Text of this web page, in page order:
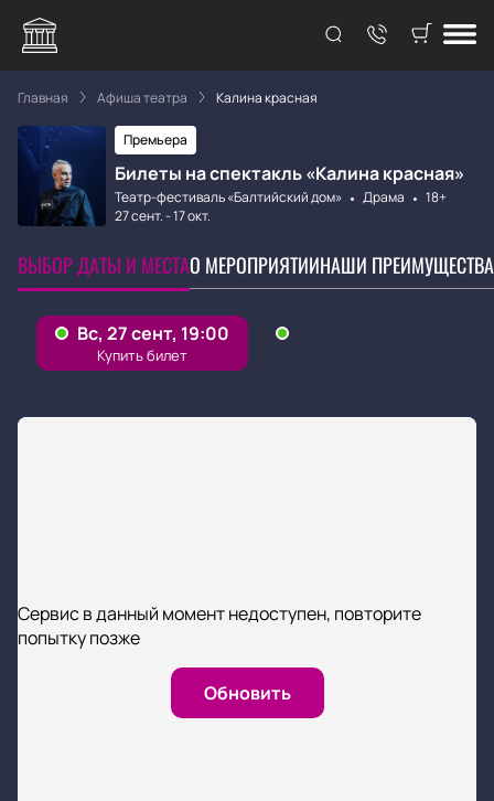
Главная Афиша театра Калина красная
Премьера
Билеты на спектакль «Калина красная»
Театр-фестиваль «Балтийский дом» Драма
18+
27 сент.-17 окт.
ВЫБОР ДАТЫ И МЕСТАО МЕРОПРИЯТИИНАШИ ПРЕИМУЩЕСТВА
Сервис в данный момент недоступен, повторите
попытку позже
Обновить